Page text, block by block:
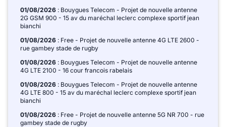
01/08/2026 : Bouygues Telecom - Projet de nouvelle antenne
2G GSM 900 - 15 av du maréchal leclerc complexe sportif jean
bianchi
01/08/2026 : Free - Projet de nouvelle antenne 4G LTE 2600 -
rue gambey stade de rugby
01/08/2026 : Bouygues Telecom - Projet de nouvelle antenne
4G LTE 2100 - 16 cour francois rabelais
01/08/2026 : Bouygues Telecom - Projet de nouvelle antenne
4G LTE 800 - 15 av du maréchal leclerc complexe sportif jean
bianchi
01/08/2026 : Free - Projet de nouvelle antenne 5G NR 700 - rue
gambey stade de rugby